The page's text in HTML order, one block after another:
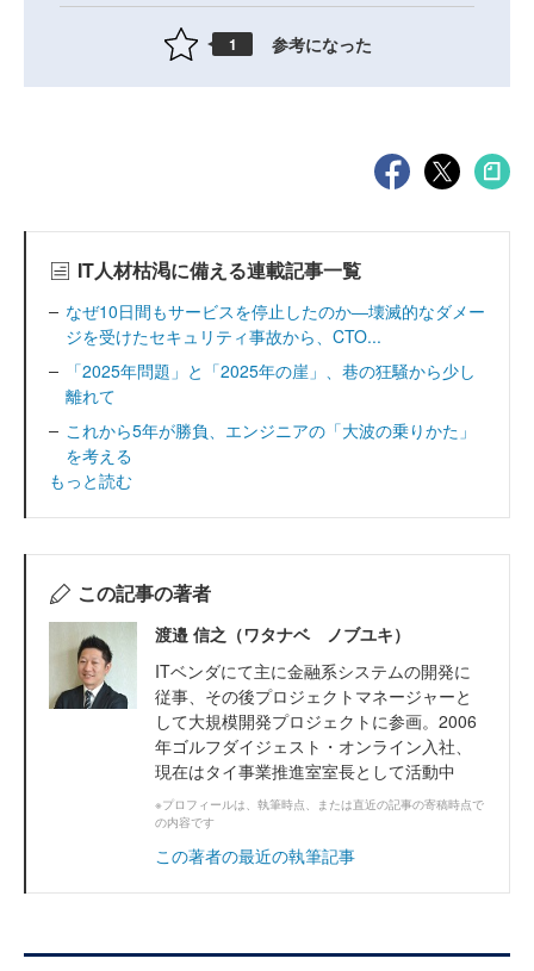
1 参考になった
IT人材枯渇に備える連載記事一覧
なぜ10日間もサービスを停止したのか―壊滅的なダメー
ジを受けたセキュリティ事故から、CTO...
「2025年問題」と「2025年の崖」、巷の狂騒から少し
離れて
これから5年が勝負、エンジニアの「大波の乗りかた」
を考える
もっと読む
この記事の著者
渡邉 信之（ワタナベ ノブユキ）
ITベンダにて主に金融系システムの開発に
従事、その後プロジェクトマネージャーと
して大規模開発プロジェクトに参画。2006
年ゴルフダイジェスト・オンライン入社、
現在はタイ事業推進室室長として活動中
※プロフィールは、執筆時点、または直近の記事の寄稿時点で
の内容です
この著者の最近の執筆記事